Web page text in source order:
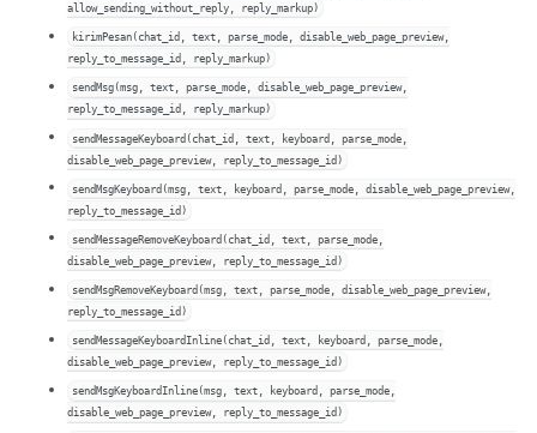
allow_sending_without_reply, reply_markup)
kirimPesan(chat_id, text, parse_mode, disable_web_page_preview,
reply_to_message_id, reply_markup)
sendMsg(msg, text, parse_mode, disable_web_page_preview,
reply_to_message_id, reply_markup)
sendMessageKeyboard(chat_id, text, keyboard, parse_mode,
disable_web_page_preview, reply_to_message_id)
sendMsgKeyboard(msg, text, keyboard, parse_mode, disable_web_page_preview,
reply_to_message_id)
sendMessageRemoveKeyboard(chat_id, text, parse_mode,
disable_web_page_preview, reply_to_message_id)
sendMsgRemoveKeyboard(msg, text, parse_mode, disable_web_page_preview,
reply_to_message_id)
sendMessageKeyboardInline(chat_id, text, keyboard, parse_mode,
disable_web_page_preview, reply_to_message_id)
sendMsgKeyboardInline(msg, text, keyboard, parse_mode,
disable_web_page_preview, reply_to_message_id)